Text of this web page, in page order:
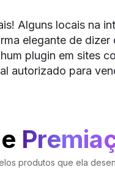
Alguns locais na
elegante de
plugin em sites
autorizado para
produtos que ela